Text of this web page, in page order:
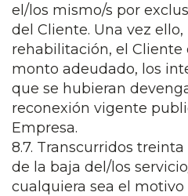
el/los mismo/s por
del Cliente. Una vez ello,
rehabilitación, el Cliente
monto adeudado, los
que se hubieran
reconexión vigente
Empresa.
8.7. Transcurridos
de la baja del/los
cualquiera sea el